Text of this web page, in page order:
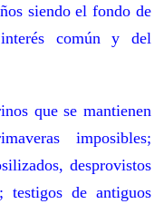
siendo el fondo de
común y del
que se mantienen
imposibles;
desprovistos
de antiguos